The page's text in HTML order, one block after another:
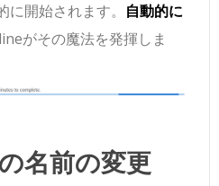
開始されます。 自動的に
がその魔法を発揮しま
名前の変更